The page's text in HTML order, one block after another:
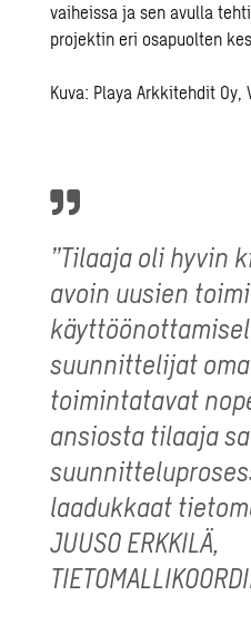
vaiheissa ja sen avulla
projektin eri osapuolten
Kuva: Playa Arkkitehdit
”Tilaaja oli hyvin
avoin uusien
suunnittelijat
toimintatavat
ansiosta tilaaja
laadukkaat
JUUSO ERKKILÄ,